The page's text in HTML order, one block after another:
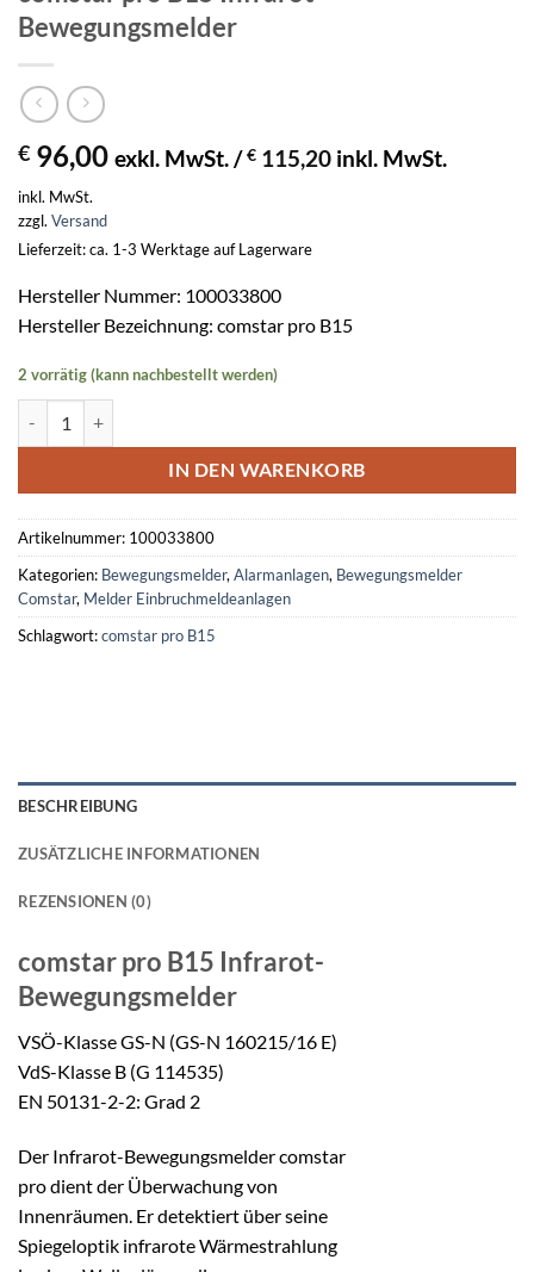
Bewegungsmelder
€ 96,00 exkl. MwSt. /€ 115,20 inkl. MwSt.
inkl. MwSt.
zzgl. Versand
Lieferzeit: ca. 1-3 Werktage auf Lagerware
Hersteller Nummer: 100033800
Hersteller Bezeichnung: comstar pro B15
2 vorrätig (kann nachbestellt werden)
IN DEN WARENKORB
Artikelnummer: 100033800
Kategorien: Bewegungsmelder, Alarmanlagen, Bewegungsmelder
Comstar, Melder Einbruchmeldeanlagen
Schlagwort:comstar pro B15
BESCHREIBUNG
ZUSÄTZLICHE INFORMATIONEN
REZENSIONEN (0)
comstar pro B15 Infrarot-
Bewegungsmelder
VSÖ-Klasse GS-N (GS-N 160215/16 E)
VdS-Klasse B (G 114535)
EN 50131-2-2: Grad 2
Der Infrarot-Bewegungsmelder comstar
pro dient der Überwachung von
Innenräumen. Er detektiert über seine
Spiegeloptik infrarote Wärmestrahlung